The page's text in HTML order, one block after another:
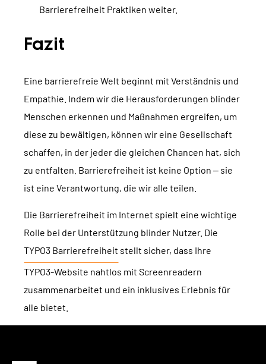
Barrierefreiheit Praktiken weiter.
Fazit
Eine barrierefreie Welt beginnt mit Verständnis und
Empathie. Indem wir die Herausforderungen blinder
Menschen erkennen und Maßnahmen ergreifen, um
diese zu bewältigen, können wir eine Gesellschaft
schaffen, in der jeder die gleichen Chancen hat, sich
zu entfalten. Barrierefreiheit ist keine Option – sie
ist eine Verantwortung, die wir alle teilen.
Die Barrierefreiheit im Internet spielt eine wichtige
Rolle bei der Unterstützung blinder Nutzer. Die
TYPO3 Barrierefreiheit stellt sicher, dass Ihre
TYPO3-Website nahtlos mit Screenreadern
zusammenarbeitet und ein inklusives Erlebnis für
alle bietet.